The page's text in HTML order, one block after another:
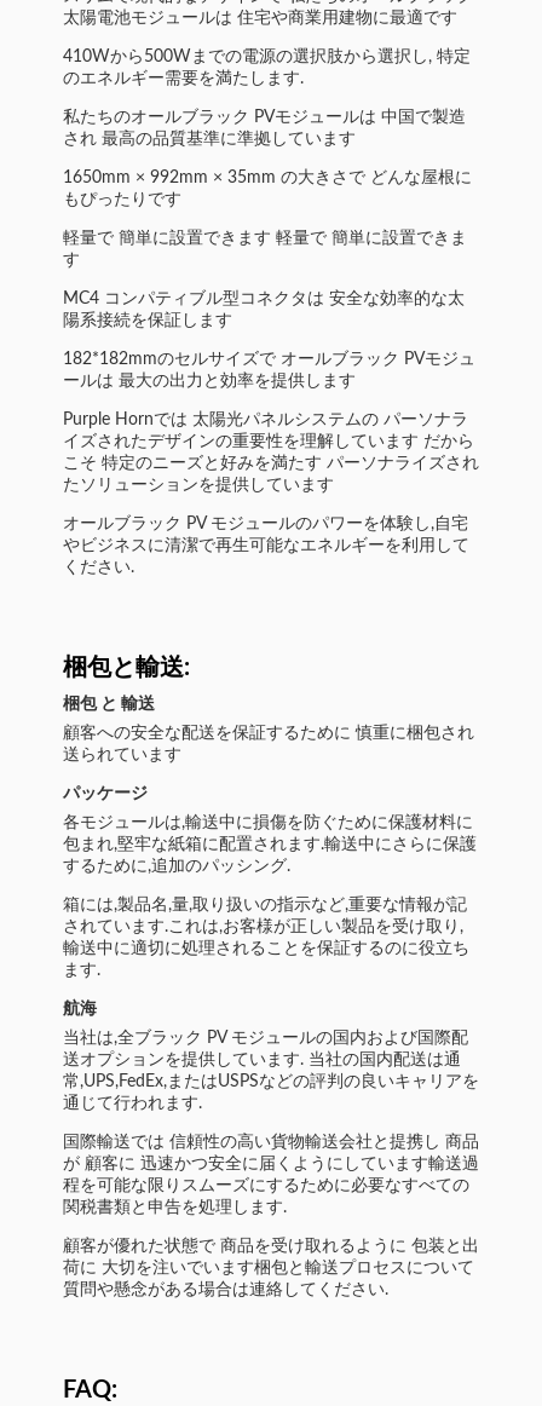
太陽電池モジュールは 住宅や商業用建物に最適です
410Wから500Wまでの電源の選択肢から選択し, 特定
のエネルギー需要を満たします.
私たちのオールブラック PVモジュールは 中国で製造
され 最高の品質基準に準拠しています
1650mm × 992mm × 35mm の大きさで どんな屋根に
もぴったりです
軽量で 簡単に設置できます 軽量で 簡単に設置できま
す
MC4 コンパティブル型コネクタは 安全な効率的な太
陽系接続を保証します
182*182mmのセルサイズで オールブラック PVモジュ
ールは 最大の出力と効率を提供します
Purple Hornでは 太陽光パネルシステムの パーソナラ
イズされたデザインの重要性を理解しています だから
こそ 特定のニーズと好みを満たす パーソナライズされ
たソリューションを提供しています
オールブラック PV モジュールのパワーを体験し,自宅
やビジネスに清潔で再生可能なエネルギーを利用して
ください.
梱包と輸送:
梱包 と 輸送
顧客への安全な配送を保証するために 慎重に梱包され
送られています
パッケージ
各モジュールは,輸送中に損傷を防ぐために保護材料に
包まれ,堅牢な紙箱に配置されます.輸送中にさらに保護
するために,追加のパッシング.
箱には,製品名,量,取り扱いの指示など,重要な情報が記
されています.これは,お客様が正しい製品を受け取り,
輸送中に適切に処理されることを保証するのに役立ち
ます.
航海
当社は,全ブラック PV モジュールの国内および国際配
送オプションを提供しています. 当社の国内配送は通
常,UPS,FedEx,またはUSPSなどの評判の良いキャリアを
通じて行われます.
国際輸送では 信頼性の高い貨物輸送会社と提携し 商品
が 顧客に 迅速かつ安全に届くようにしています輸送過
程を可能な限りスムーズにするために必要なすべての
関税書類と申告を処理します.
顧客が優れた状態で 商品を受け取れるように 包装と出
荷に 大切を注いでいます梱包と輸送プロセスについて
質問や懸念がある場合は連絡してください.
FAQ: